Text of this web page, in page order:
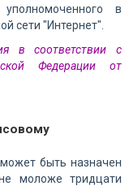
в
сети "Интернет".
в соответствии с
Федерации от
быть назначен
моложе тридцати